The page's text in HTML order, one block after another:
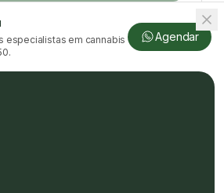
especialistas em cannabis
Agendar